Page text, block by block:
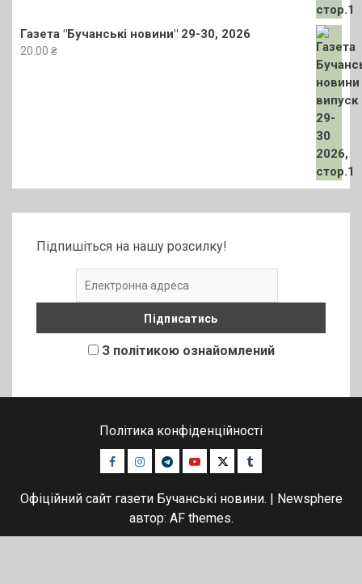
Газета "Бучанські новини" 29-30, 2026
20.00 ₴
Підпишіться на нашу розсилку!
З політикою ознайомлений
Політика конфіденційності
Facebook
Instagram
TelegramYoutubeTwitterTumblr
Офіційний сайт газети Бучанські новини.
Newsphere
автор: AF themes.